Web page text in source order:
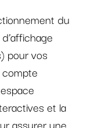
du
pour vos
et la